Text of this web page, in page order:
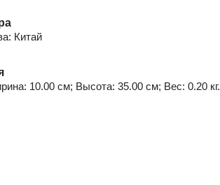
Китай
10.00 см; Высота: 35.00 см; Вес: 0.20 кг.